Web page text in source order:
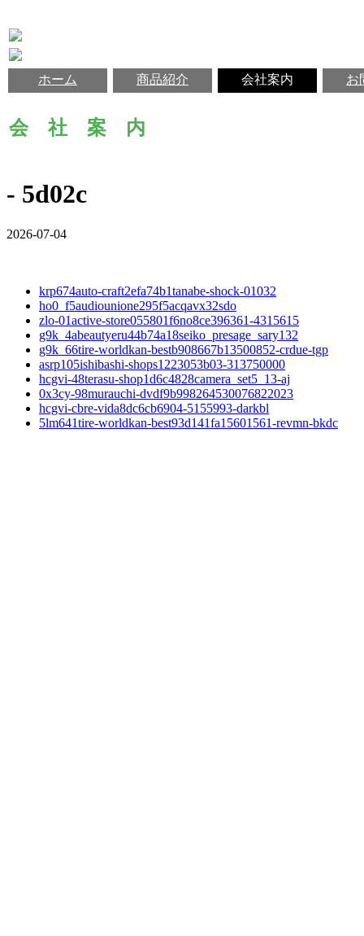
ホーム 商品紹介 会社案内 お
会 社 案 内
- 5d02c
2026-07-04
krp674auto-craft2efa74b1tanabe-shock-01032
ho0_f5audiounione295f5acqavx32sdo
zlo-01active-store055801f6no8ce396361-4315615
g9k_4abeautyeru44b74a18seiko_presage_sary132
g9k_66tire-worldkan-bestb908667b13500852-crdue-tgp
asrp105ishibashi-shops1223053b03-313750000
hcgvi-48terasu-shop1d6c4828camera_set5_13-aj
0x3cy-98murauchi-dvdf9b998264530076822023
hcgvi-cbre-vida8dc6cb6904-5155993-darkbl
5lm641tire-worldkan-best93d141fa15601561-revmn-bkdc